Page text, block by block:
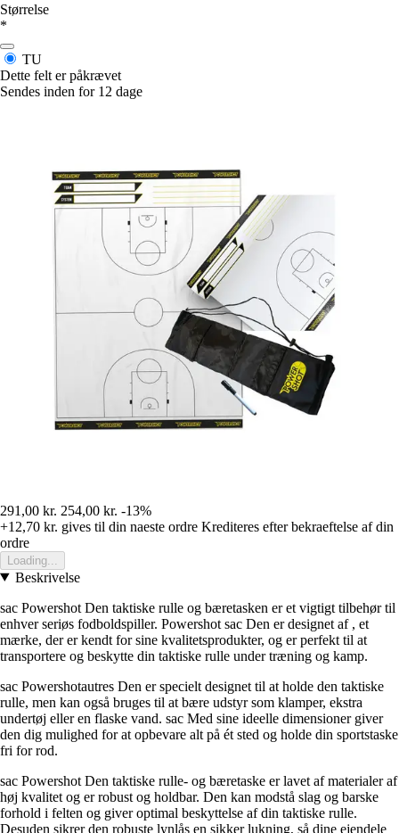
Størrelse
*
TU
Dette felt er påkrævet
Sendes inden for 12 dage
291,00 kr. 254,00 kr. -13%
+12,70 kr. gives til din naeste ordre Krediteres efter bekraeftelse af din
ordre
Loading...
Beskrivelse
sac Powershot Den taktiske rulle og bæretasken er et vigtigt tilbehør til
enhver seriøs fodboldspiller. Powershot sac Den er designet af , et
mærke, der er kendt for sine kvalitetsprodukter, og er perfekt til at
transportere og beskytte din taktiske rulle under træning og kamp.
sac Powershotautres Den er specielt designet til at holde den taktiske
rulle, men kan også bruges til at bære udstyr som klamper, ekstra
undertøj eller en flaske vand. sac Med sine ideelle dimensioner giver
den dig mulighed for at opbevare alt på ét sted og holde din sportstaske
fri for rod.
sac Powershot Den taktiske rulle- og bæretaske er lavet af materialer af
høj kvalitet og er robust og holdbar. Den kan modstå slag og barske
forhold i felten og giver optimal beskyttelse af din taktiske rulle.
Desuden sikrer den robuste lynlås en sikker lukning, så dine ejendele